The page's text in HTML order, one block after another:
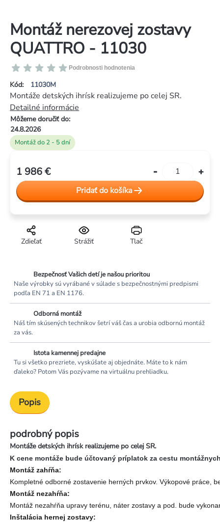
Montáž nerezovej zostavy
QUATTRO - 11030
Kód: 11030M
Priemerné
hodnotenie
produktu
je
0,0
z
5
hviezdičiek.
Podrobnosti hodnotenia
Montáž do 2 - 5 dní
Môžeme doručiť do:
24.8.2026
Montáže detských ihrísk realizujeme po celej SR.
Detailné informácie
Tlač
Strážiť
Zdieľať
1 986 €
cena:Pridať do košíka
Bezpečnosť Vašich detí je našou prioritou
Naše výrobky sú vyrábané v súlade s bezpečnostnými predpismi
podľa EN 71 a EN 1176.
Odborná montáž
Náš tím skúsených technikov šetrí váš čas a urobia odbornú montáž
za vás.
Istota kamennej predajne
Tu si všetko prezriete, vyskúšate aj objednáte. Máte to k nám
ďaleko? Potom Vás pozývame na virtuálnu prehliadku.
Popis
podrobný popis
Montáže detských ihrísk realizujeme po celej SR.
K cene montáže bude účtovaný príplatok za cestu
Montáž zahŕňa:
Kompletné odborné zostavenie herných prvkov. Výkopové práce,
Montáž nezahŕňa:
Montáž nezahŕňa upravy terénu, náter zostavy a pod. bude
Inštalácia hernej zostavy: